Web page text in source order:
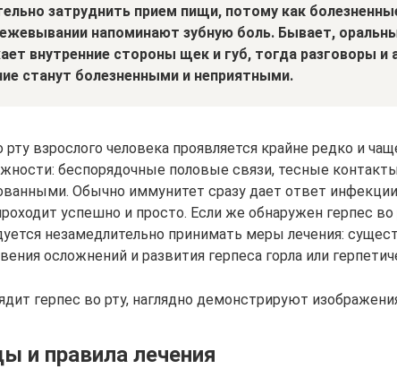
затруднить прием пищи, потому как
напоминают зубную боль. Бывает,
внутренние стороны щек и губ, тогда разговоры и
станут болезненными и неприятными.
рту взрослого человека проявляется крайне редко и
беспорядочные половые связи, тесные
Обычно иммунитет сразу дает ответ
успешно и просто. Если же обнаружен герпес во
незамедлительно принимать меры лечения:
осложнений и развития герпеса горла или
герпес во рту, наглядно демонстрируют
и правила лечения